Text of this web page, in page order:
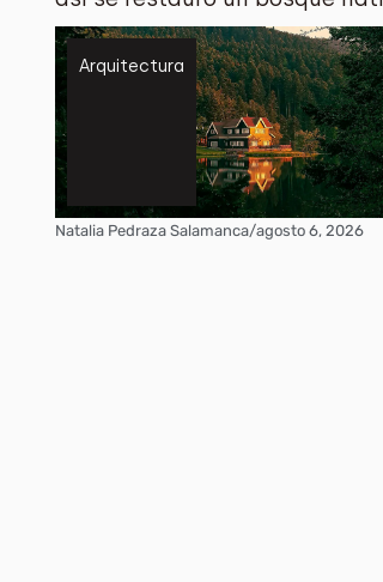
Arquitectura
Natalia Pedraza Salamanca/agosto 6, 2026